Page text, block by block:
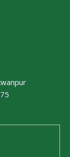
क्षेत्रको